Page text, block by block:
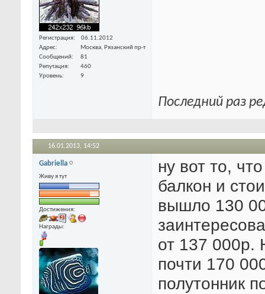
Регистрация
06.11.2012
Адрес
Москва, Рязанский пр-т
Сообщений
81
Репутация
460
Уровень
9
Последний раз
16.01.2013, 14:52
Gabriella
Живу я тут
Достижения:
Награды:
ну вот то,
балкон и
вышло 130
от 137 000р.
почти 170
полутонник